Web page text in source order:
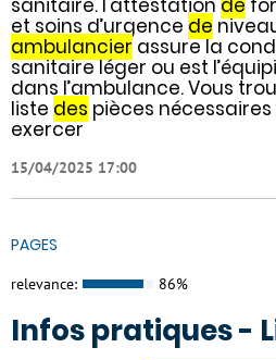
sanitaire. l'attestation de
et soins d’urgence de
ambulancier assure la
sanitaire léger ou est
dans l’ambulance. Vous
liste des pièces
exercer
15/04/2025 17:00
PAGES
relevance: 86%
Infos pratiques -